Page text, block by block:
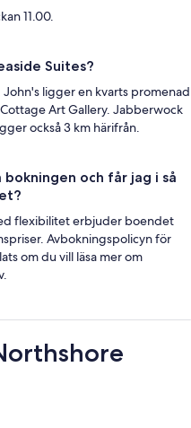
11.00.
Suites?
ligger en kvarts promenad
Art Gallery. Jabberwock
också 3 km härifrån.
och får jag i så
flexibilitet erbjuder boendet
Avbokningspolicyn för
om du vill läsa mer om